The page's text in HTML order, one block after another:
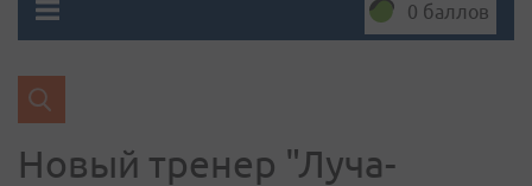
0 баллов
Новый тренер "Луча-